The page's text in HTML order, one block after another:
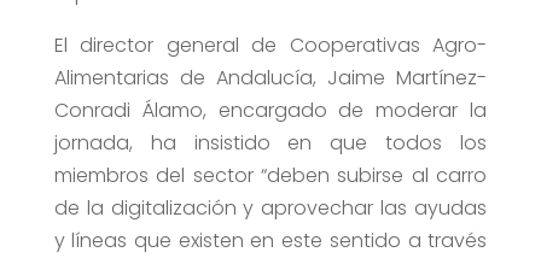
El director general de Cooperativas Agro-
Alimentarias de Andalucía, Jaime Martínez-
Conradi Álamo, encargado de moderar la
jornada, ha insistido en que todos los
miembros del sector “deben subirse al carro
de la digitalización y aprovechar las ayudas
y líneas que existen en este sentido a través